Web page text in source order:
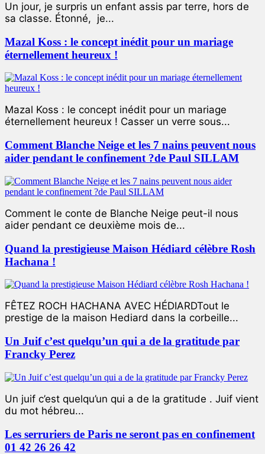
Un jour, je surpris un enfant assis par terre, hors de
sa classe. Étonné, je...
Mazal Koss : le concept inédit pour un mariage
éternellement heureux !
Mazal Koss : le concept inédit pour un mariage
éternellement heureux ! Casser un verre sous...
Comment Blanche Neige et les 7 nains peuvent nous
aider pendant le confinement ?de Paul SILLAM
Comment le conte de Blanche Neige peut-il nous
aider pendant ce deuxième mois de...
Quand la prestigieuse Maison Hédiard célèbre Rosh
Hachana !
FÊTEZ ROCH HACHANA AVEC HÉDIARDTout le
prestige de la maison Hediard dans la corbeille...
Un Juif c’est quelqu’un qui a de la gratitude par
Francky Perez
Un juif c’est quelqu’un qui a de la gratitude . Juif vient
du mot hébreu...
Les serruriers de Paris ne seront pas en confinement
01 42 26 26 42